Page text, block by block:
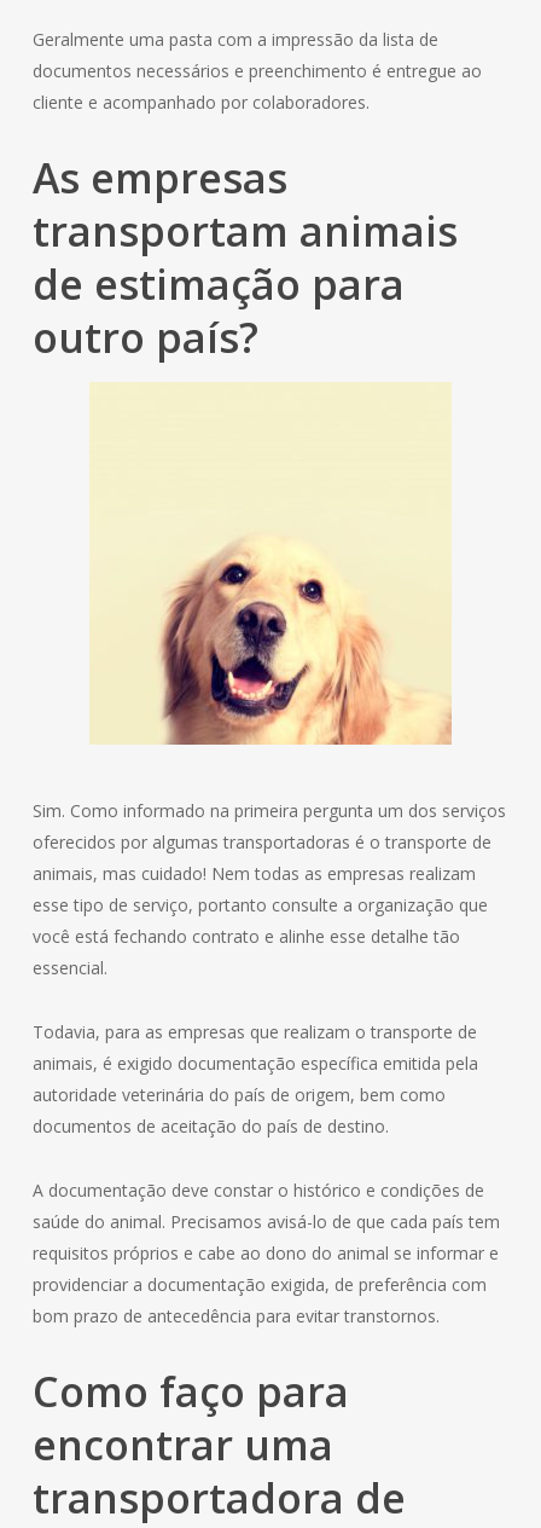
Geralmente uma pasta com a impressão da lista de
documentos necessários e preenchimento é entregue ao
cliente e acompanhado por colaboradores.
As empresas
transportam animais
de estimação para
outro país?
Sim. Como informado na primeira pergunta um dos serviços
oferecidos por algumas transportadoras é o transporte de
animais, mas cuidado! Nem todas as empresas realizam
esse tipo de serviço, portanto consulte a organização que
você está fechando contrato e alinhe esse detalhe tão
essencial.
Todavia, para as empresas que realizam o transporte de
animais, é exigido documentação específica emitida pela
autoridade veterinária do país de origem, bem como
documentos de aceitação do país de destino.
A documentação deve constar o histórico e condições de
saúde do animal. Precisamos avisá-lo de que cada país tem
requisitos próprios e cabe ao dono do animal se informar e
providenciar a documentação exigida, de preferência com
bom prazo de antecedência para evitar transtornos.
Como faço para
encontrar uma
transportadora de